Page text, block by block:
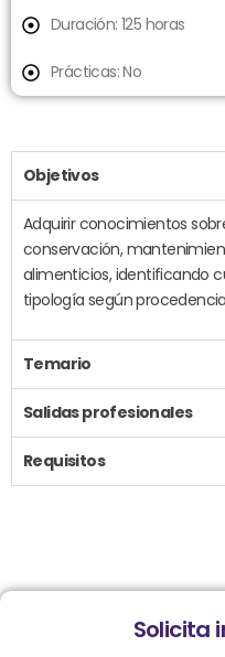
Duración: 125 horas
Prácticas: No
Objetivos
Adquirir conocimientos
conservación,
alimenticios, identificando
tipología según
Temario
Salidas profesionales
Requisitos
Solicita